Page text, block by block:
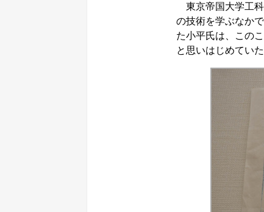
東京帝国大学工科
の技術を学ぶなか
た小平氏は、この
と思いはじめていた